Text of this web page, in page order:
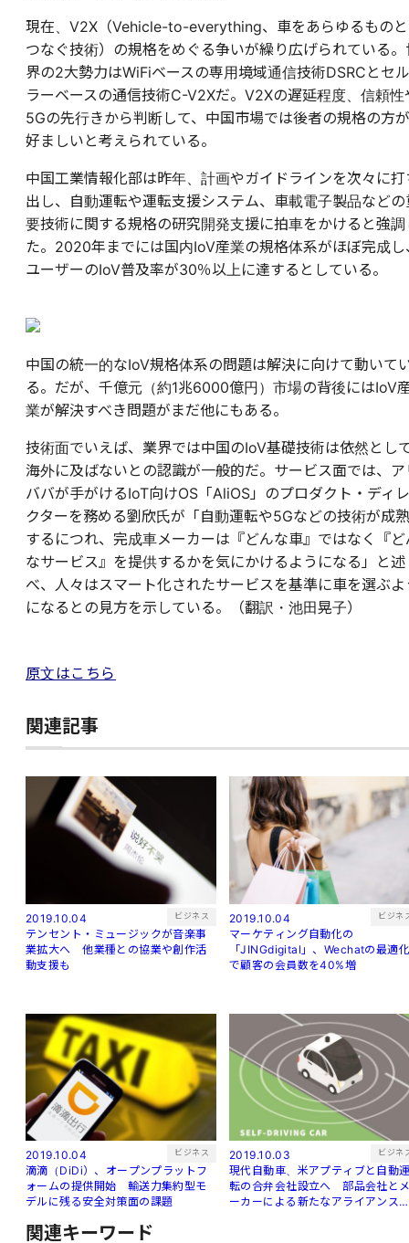
現在、V2X（Vehicle-to-everything、車をあらゆるものと
つなぐ技術）の規格をめぐる争いが繰り広げられている。
界の2大勢力はWiFiベースの専用境域通信技術DSRCとセル
ラーベースの通信技術C-V2Xだ。V2Xの遅延程度、信頼性
5Gの先行きから判断して、中国市場では後者の規格の方が
好ましいと考えられている。
中国工業情報化部は昨年、計画やガイドラインを次々に打
出し、自動運転や運転支援システム、車載電子製品などの
要技術に関する規格の研究開発支援に拍車をかけると強調
た。2020年までには国内IoV産業の規格体系がほぼ完成し
ユーザーのIoV普及率が30％以上に達するとしている。
中国の統一的なIoV規格体系の問題は解決に向けて動いて
る。だが、千億元（約1兆6000億円）市場の背後にはIoV
業が解決すべき問題がまだ他にもある。
技術面でいえば、業界では中国のIoV基礎技術は依然とし
海外に及ばないとの認識が一般的だ。サービス面では、ア
ババが手がけるIoT向けOS「AliOS」のプロダクト・ディレ
クターを務める劉欣氏が「自動運転や5Gなどの技術が成熟
するにつれ、完成車メーカーは『どんな車』ではなく『ど
なサービス』を提供するかを気にかけるようになる」と述
べ、人々はスマート化されたサービスを基準に車を選ぶよ
になるとの見方を示している。（翻訳・池田晃子）
原文はこちら
関連記事
2019.10.04 ビジネス
テンセント・ミュージックが音楽事
業拡大へ 他業種との協業や創作活
動支援も
2019.10.04 ビジネ
マーケティング自動化の
「JINGdigital」、Wechatの最適
で顧客の会員数を40%増
2019.10.04 ビジネス
滴滴（DiDi）、オープンプラットフ
ォームの提供開始 輸送力集約型モ
デルに残る安全対策面の課題
2019.10.03 ビジネ
現代自動車、米アプティブと自動
転の合弁会社設立へ 部品会社と
ーカーによる新たなアライアンス
関連キーワード